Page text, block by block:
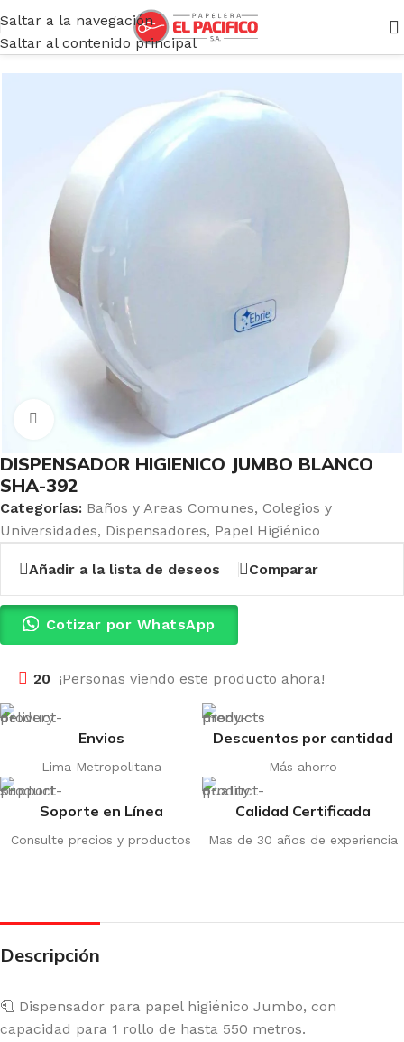
Saltar a la navegación
Saltar al contenido principal
Inicio Dispensadores/Papel Higiénico
Haga clic para ampliar
DISPENSADOR HIGIENICO JUMBO BLANCO
SHA-392
Categorías: Baños y Areas Comunes, Colegios y
Universidades, Dispensadores, Papel Higiénico
Añadir a la lista de deseos Comparar
Cotizar por WhatsApp
20 ¡Personas viendo este producto ahora!
Envios
Lima Metropolitana
Descuentos por cantidad
Más ahorro
Soporte en Línea
Consulte precios y productos
Calidad Certificada
Mas de 30 años de experiencia
Descripción
🧻 Dispensador para papel higiénico Jumbo, con
capacidad para 1 rollo de hasta 550 metros.